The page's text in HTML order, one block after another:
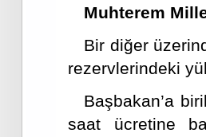
Muhterem
Bir diğer
rezervlerindeki
Başbakan’a
saat ücretine